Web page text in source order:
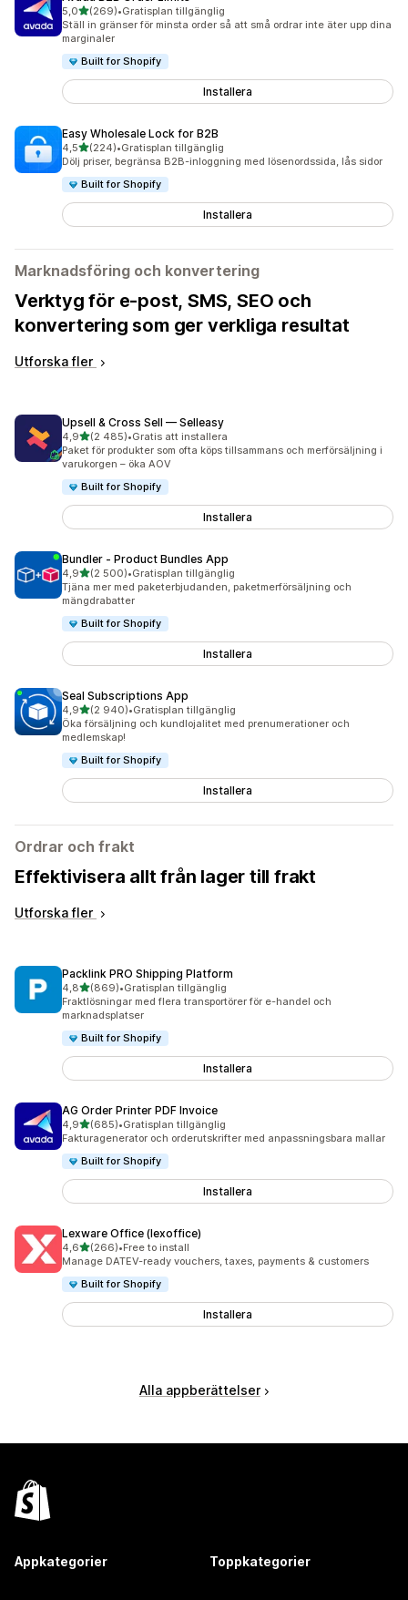
5,0av 5 stjärnor
(269)
269 recensioner totalt
•Gratisplan tillgänglig
Ställ in gränser för minsta order så att små ordrar inte äter upp dina
marginaler
Built for Shopify
Installera
Easy Wholesale Lock for B2B
4,5av 5 stjärnor
(224)
224 recensioner totalt
•Gratisplan tillgänglig
Dölj priser, begränsa B2B-inloggning med lösenordssida, lås sidor
Built for Shopify
Installera
Marknadsföring och konvertering
Verktyg för e-post, SMS, SEO och
konvertering som ger verkliga resultat
Utforska fler
Upsell & Cross Sell — Selleasy
4,9av 5 stjärnor
(2 485)
2485 recensioner totalt
•Gratis att installera
Paket för produkter som ofta köps tillsammans och merförsäljning i
varukorgen – öka AOV
Built for Shopify
Installera
Bundler ‑ Product Bundles App
4,9av 5 stjärnor
(2 500)
2500 recensioner totalt
•Gratisplan tillgänglig
Tjäna mer med paketerbjudanden, paketmerförsäljning och
mängdrabatter
Built for Shopify
Installera
Seal Subscriptions App
4,9av 5 stjärnor
(2 940)
2940 recensioner totalt
•Gratisplan tillgänglig
Öka försäljning och kundlojalitet med prenumerationer och
medlemskap!
Built for Shopify
Installera
Ordrar och frakt
Effektivisera allt från lager till frakt
Utforska fler
Packlink PRO Shipping Platform
4,8av 5 stjärnor
(869)
869 recensioner totalt
•Gratisplan tillgänglig
Fraktlösningar med flera transportörer för e-handel och
marknadsplatser
Built for Shopify
Installera
AG Order Printer PDF Invoice
4,9av 5 stjärnor
(685)
685 recensioner totalt
•Gratisplan tillgänglig
Fakturagenerator och orderutskrifter med anpassningsbara mallar
Built for Shopify
Installera
Lexware Office (lexoffice)
4,6av 5 stjärnor
(266)
266 recensioner totalt
•Free to install
Manage DATEV-ready vouchers, taxes, payments & customers
Built for Shopify
Installera
Alla appberättelser
Appkategorier Toppkategorier